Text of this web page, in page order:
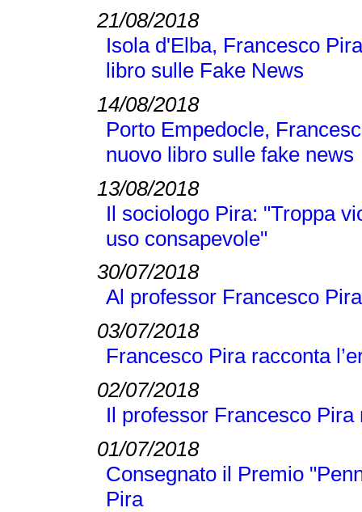
21/08/2018
Isola d'Elba, Francesco
libro sulle Fake News
14/08/2018
Porto Empedocle,
nuovo libro sulle fake news
13/08/2018
Il sociologo Pira: "Troppa
uso consapevole"
30/07/2018
Al professor Francesco
03/07/2018
Francesco Pira racconta
02/07/2018
Il professor Francesco
01/07/2018
Consegnato il Premio
Pira